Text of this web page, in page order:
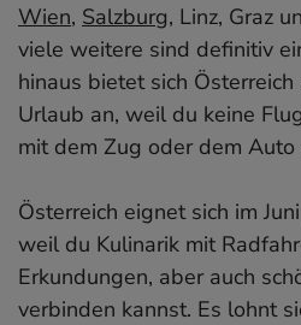
Wien, Salzburg, Linz, Graz
viele weitere sind definitiv
hinaus bietet sich
Urlaub an, weil du keine
mit dem Zug oder dem Auto
Österreich eignet sich im
weil du Kulinarik mit
Erkundungen, aber auch
verbinden kannst. Es lohnt